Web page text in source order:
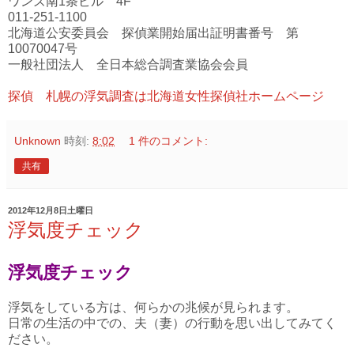
011-251-1100
北海道公安委員会 探偵業開始届出証明書番号 第
10070047号
一般社団法人 全日本総合調査業協会会員
探偵 札幌の浮気調査は北海道女性探偵社ホームページ
Unknown 時刻: 8:02 1 件のコメント:
共有
2012年12月8日土曜日
浮気度チェック
浮気度チェック
浮気をしている方は、何らかの兆候が見られます。
日常の生活の中での、夫（妻）の行動を思い出してみてく
ださい。